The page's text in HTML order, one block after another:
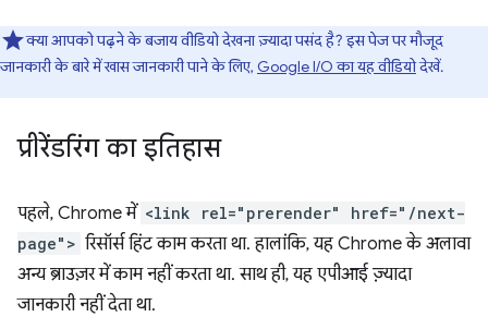
क्या आपको पढ़ने के बजाय वीडियो देखना ज़्यादा पसंद है? इस पेज पर मौजूद
जानकारी के बारे में खास जानकारी पाने के लिए, Google I/O का यह वीडियोदेखें.
प्रीरेंडरिंग का इतिहास
पहले, Chrome में <link rel="prerender" href="/next-
page"> रिसॉर्स हिंट काम करता था. हालांकि, यह Chrome के अलावा
अन्य ब्राउज़र में काम नहीं करता था. साथ ही, यह एपीआई ज़्यादा
जानकारी नहीं देता था.